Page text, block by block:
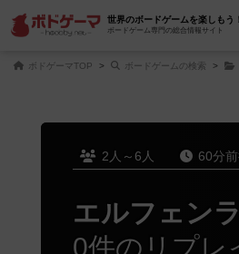
世界のボードゲームを楽しもう！
ボードゲーム専門の総合情報サイト
ボドゲーマTOP ボードゲームの検索
2人～6人 60分
エルフェン
0件のリプレ